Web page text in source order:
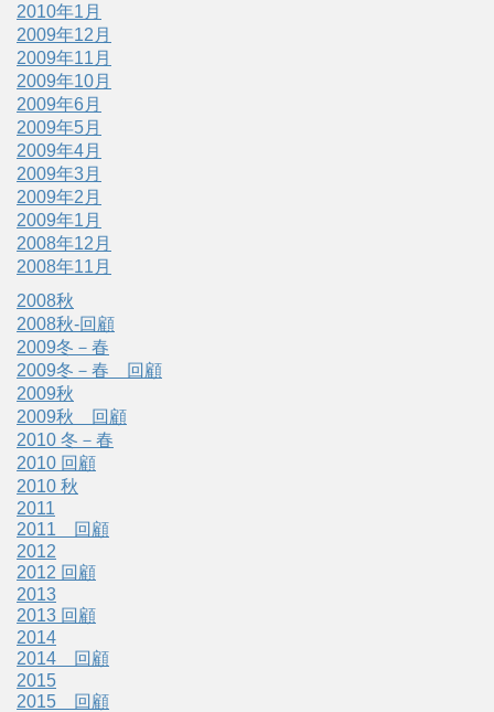
2010年1月
2009年12月
2009年11月
2009年10月
2009年6月
2009年5月
2009年4月
2009年3月
2009年2月
2009年1月
2008年12月
2008年11月
2008秋
2008秋-回顧
2009冬－春
2009冬－春 回顧
2009秋
2009秋 回顧
2010 冬－春
2010 回顧
2010 秋
2011
2011 回顧
2012
2012 回顧
2013
2013 回顧
2014
2014 回顧
2015
2015 回顧